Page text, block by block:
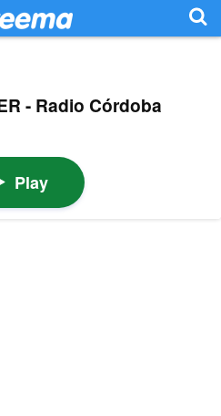
- Radio Córdoba
Play